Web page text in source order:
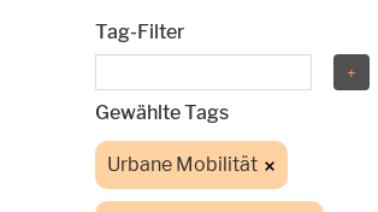
Tag-Filter
Gewählte Tags
Urbane Mobilität